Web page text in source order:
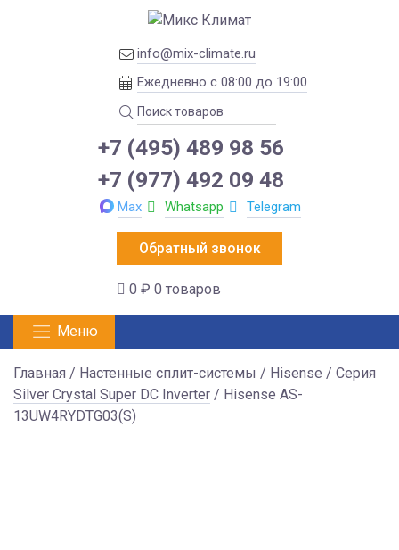
info@mix-climate.ru
Ежедневно с 08:00 до 19:00
+7 (495) 489 98 56
+7 (977) 492 09 48
Max Whatsapp Telegram
Обратный звонок
0 ₽ 0 товаров
Меню
Главная / Настенные сплит-системы / Hisense / Серия
Silver Crystal Super DC Inverter / Hisense AS-
13UW4RYDTG03(S)